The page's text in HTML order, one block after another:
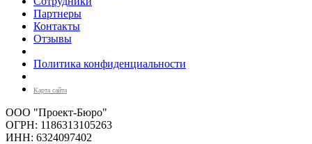
Партнеры
Контакты
Отзывы
Политика конфиденциальности
Карта сайта
ООО "Проект-Бюро"
ОГРН: 1186313105263
ИНН: 6324097402